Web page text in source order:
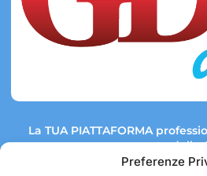
Preferenze
La TUA PIATTAFORMA
mercato della